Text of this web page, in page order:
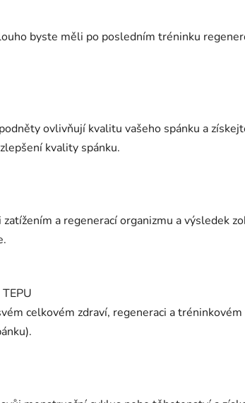
byste měli po posledním tréninku
ovlivňují kvalitu vašeho spánku a
kvality spánku.
a regenerací organizmu a výsledek
celkovém zdraví, regeneraci a